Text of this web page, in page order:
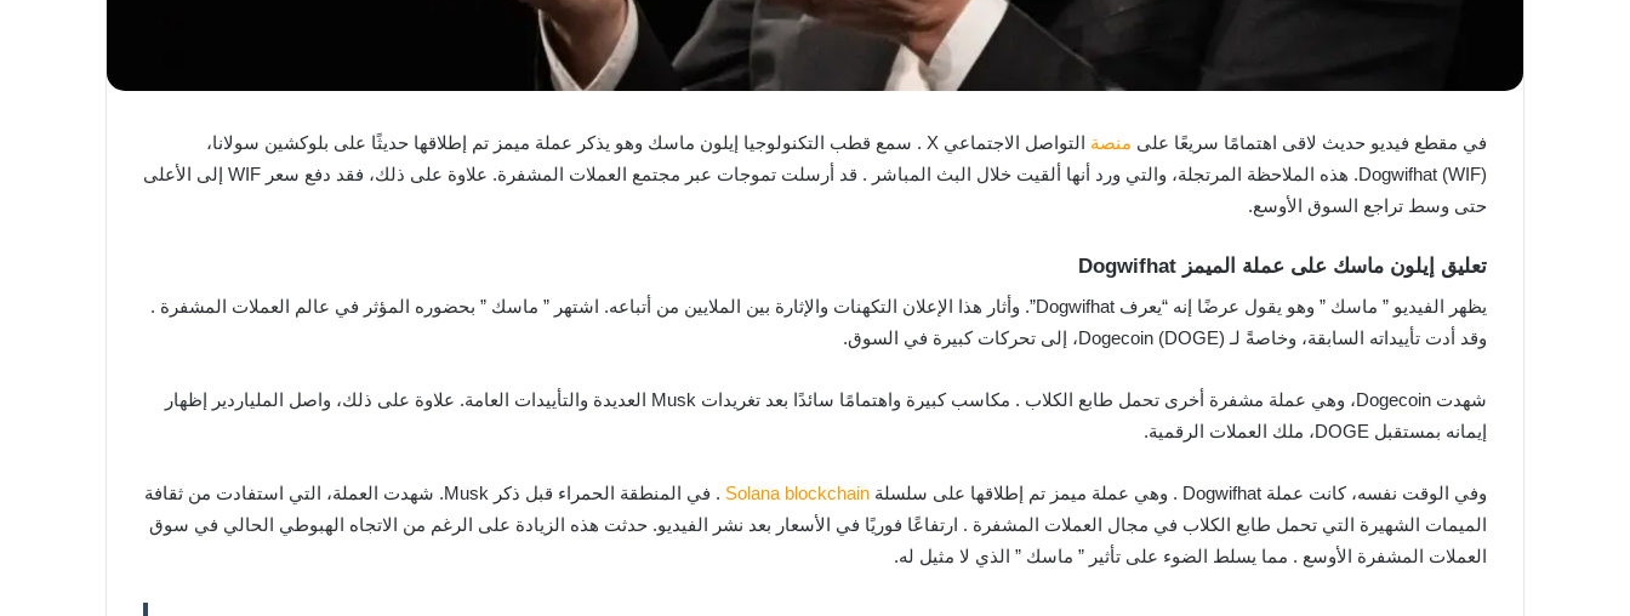
في مقطع فيديو حديث لاقى اهتمامًا سريعًا على منصة
التواصل الاجتماعي X . سمع قطب التكنولوجيا إيلون ماسك وهو يذكر عملة ميمز تم إطلاقها حديثًا على بلوكشين سولانا،
Dogwifhat (WIF). هذه الملاحظة المرتجلة، والتي ورد أنها ألقيت خلال البث المباشر . قد أرسلت تموجات عبر مجتمع العملات المشفرة. علاوة على ذلك، فقد دفع سعر WIF إلى الأعلى
حتى وسط تراجع السوق الأوسع.
تعليق إيلون ماسك على عملة الميمز Dogwifhat
يظهر الفيديو ” ماسك ” وهو يقول عرضًا إنه “يعرف Dogwifhat”. وأثار هذا الإعلان التكهنات والإثارة بين الملايين من أتباعه. اشتهر ” ماسك ” بحضوره المؤثر في عالم العملات المشفرة .
وقد أدت تأييداته السابقة، وخاصةً لـ Dogecoin (DOGE)، إلى تحركات كبيرة في السوق.
شهدت Dogecoin، وهي عملة مشفرة أخرى تحمل طابع الكلاب . مكاسب كبيرة واهتمامًا سائدًا بعد تغريدات Musk العديدة والتأييدات العامة. علاوة على ذلك، واصل الملياردير إظهار
إيمانه بمستقبل DOGE، ملك العملات الرقمية.
وفي الوقت نفسه، كانت عملة Dogwifhat . وهي عملة ميمز تم إطلاقها على سلسلة Solana blockchain
. في المنطقة الحمراء قبل ذكر Musk. شهدت العملة، التي استفادت من ثقافة
الميمات الشهيرة التي تحمل طابع الكلاب في مجال العملات المشفرة . ارتفاعًا فوريًا في الأسعار بعد نشر الفيديو. حدثت هذه الزيادة على الرغم من الاتجاه الهبوطي الحالي في سوق
العملات المشفرة الأوسع . مما يسلط الضوء على تأثير ” ماسك ” الذي لا مثيل له.